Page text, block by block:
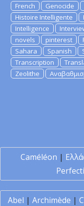
French
Genocide
Histoire Intelligente
Intelligence
novels
pinterest
Sahara
Spanish
Transcription
Zeolithe
Caméléon |
Abel | Archimède |